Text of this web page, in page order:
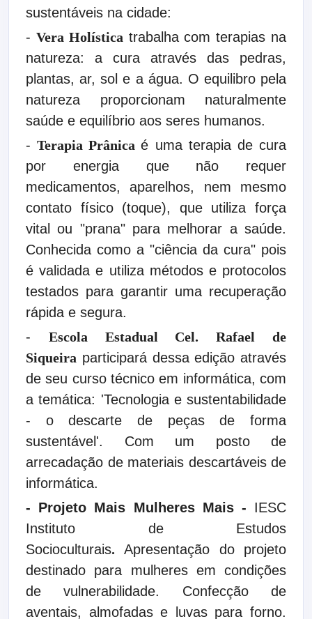
sustentáveis na cidade:
- Vera Holística trabalha com terapias na
natureza: a cura através das pedras,
plantas, ar, sol e a água. O equilibro pela
natureza proporcionam naturalmente
saúde e equilíbrio aos seres humanos.
- Terapia Prânicaé uma terapia de cura
por energia que não requer
medicamentos, aparelhos, nem mesmo
contato físico (toque), que utiliza força
vital ou "prana" para melhorar a saúde.
Conhecida como a "ciência da cura" pois
é validada e utiliza métodos e protocolos
testados para garantir uma recuperação
rápida e segura.
-
Escola Estadual Cel. Rafael de
Siqueira participará dessa edição através
de seu curso técnico em informática, com
a temática: 'Tecnologia e sustentabilidade
- o descarte de peças de forma
sustentável'. Com um posto de
arrecadação de materiais descartáveis de
informática.
- Projeto Mais Mulheres Mais - IESC
Instituto de Estudos
Socioculturais.
Apresentação do projeto
destinado para mulheres em condições
de vulnerabilidade. Confecção de
aventais, almofadas e luvas para forno.